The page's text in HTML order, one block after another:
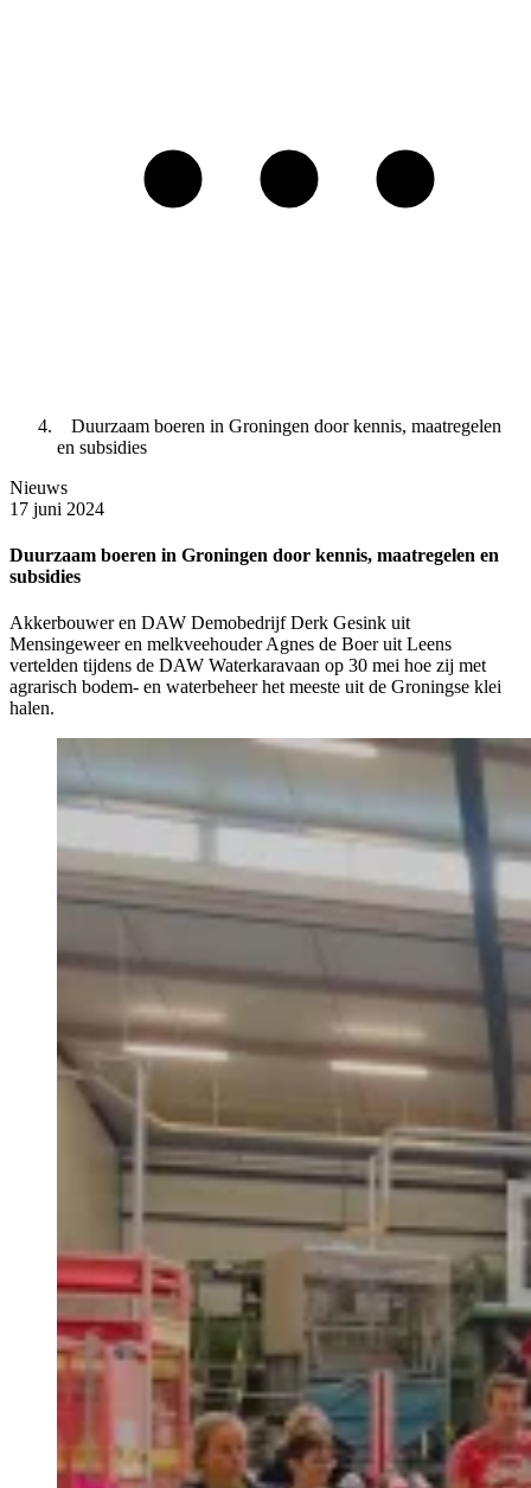
Duurzaam boeren in Groningen door kennis, maatregelen
en subsidies
Nieuws
17 juni 2024
Duurzaam boeren in Groningen door kennis, maatregelen en
subsidies
Akkerbouwer en DAW Demobedrijf Derk Gesink uit
Mensingeweer en melkveehouder Agnes de Boer uit Leens
vertelden tijdens de DAW Waterkaravaan op 30 mei hoe zij met
agrarisch bodem- en waterbeheer het meeste uit de Groningse klei
halen.